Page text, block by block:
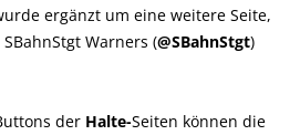
ergänzt um eine weitere Seite,
Warners (@SBahnStgt)
der Halte-Seiten können die